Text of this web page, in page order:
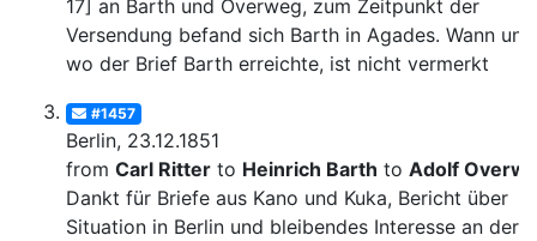
17] an Barth und Overweg, zum Zeitpunkt der
Versendung befand sich Barth in Agades. Wann und
wo der Brief Barth erreichte, ist nicht vermerkt
#1457
Berlin, 23.12.1851
from Carl Ritter to Heinrich Barth to Adolf
Dankt für Briefe aus Kano und Kuka, Bericht über
Situation in Berlin und bleibendes Interesse an der